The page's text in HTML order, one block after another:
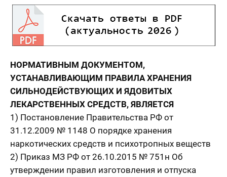
НОРМАТИВНЫМ ДОКУМЕНТОМ,
УСТАНАВЛИВАЮЩИМ ПРАВИЛА ХРАНЕНИЯ
СИЛЬНОДЕЙСТВУЮЩИХ И ЯДОВИТЫХ
ЛЕКАРСТВЕННЫХ СРЕДСТВ, ЯВЛЯЕТСЯ
1) Постановление Правительства РФ от
31.12.2009 № 1148 О порядке хранения
наркотических средств и психотропных веществ
2) Приказ МЗ РФ от 26.10.2015 № 751н Об
утверждении правил изготовления и отпуска